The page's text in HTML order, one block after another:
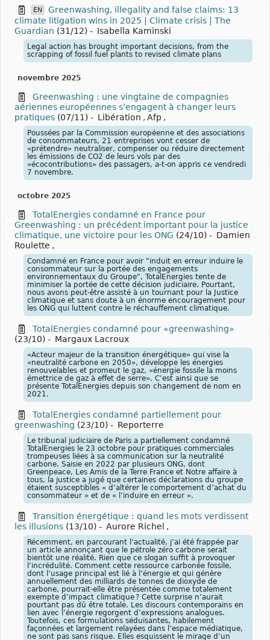
EN
Greenwashing, illegality and false claims: 13
climate litigation wins in 2025 | Climate crisis | The
Guardian (31/12) - Isabella Kaminski
Legal action has brought important decisions, from the
scrapping of fossil fuel plants to revised climate plans
novembre 2025
Greenwashing : une vingtaine de compagnies
aériennes européennes s’engagent à changer leurs
pratiques (07/11) - Libération , Afp ,
Poussées par la Commission européenne et des associations
de consommateurs, 21 entreprises vont cesser de
«prétendre» neutraliser, compenser ou réduire directement
les émissions de CO2 de leurs vols par des
«écocontributions» des passagers, a-t-on appris ce vendredi
7 novembre.
octobre 2025
TotalEnergies condamné en France pour
Greenwashing : un précédent important pour la justice
climatique, une victoire pour les ONG (24/10) - Damien
Roulette ,
Condamné en France pour avoir "induit en erreur induire le
consommateur sur la portée des engagements
environnementaux du Groupe", TotalEnergies tente de
minimiser la portée de cette décision judiciaire. Pourtant,
nous avons peut-être assisté à un tournant pour la Justice
climatique et sans doute à un énorme encouragement pour
les ONG qui luttent contre le réchauffement climatique.
TotalEnergies condamné pour «greenwashing»
(23/10) - Margaux Lacroux
«Acteur majeur de la transition énergétique» qui vise la
«neutralité carbone en 2050», développe les énergies
renouvelables et promeut le gaz, «énergie fossile la moins
émettrice de gaz à effet de serre». C’est ainsi que se
présente TotalEnergies depuis son changement de nom en
2021.
TotalEnergies condamné partiellement pour
greenwashing (23/10) - Reporterre
Le tribunal judiciaire de Paris a partiellement condamné
TotalEnergies le 23 octobre pour pratiques commerciales
trompeuses liées à sa communication sur la neutralité
carbone. Saisie en 2022 par plusieurs ONG, dont
Greenpeace, Les Amis de la Terre France et Notre affaire à
tous, la justice a jugé que certaines déclarations du groupe
étaient susceptibles « d’altérer le comportement d’achat du
consommateur » et de « l’induire en erreur ».
Transition énergétique : quand les mots verdissent
les illusions (13/10) - Aurore Richel ,
Récemment, en parcourant l’actualité, j’ai été frappée par
un article annonçant que le pétrole zéro carbone serait
bientôt une réalité. Rien que ce slogan suffit à provoquer
l’incrédulité. Comment cette ressource carbonée fossile,
dont l’usage principal est lié à l’énergie et qui génère
annuellement des milliards de tonnes de dioxyde de
carbone, pourrait-elle être présentée comme totalement
exempte d’impact climatique ? Cette surprise n’aurait
pourtant pas dû être totale. Les discours contemporains en
lien avec l’énergie regorgent d’expressions analogues.
Toutefois, ces formulations séduisantes, habilement
façonnées et largement relayées dans l’espace médiatique,
ne sont pas sans risque. Elles esquissent le mirage d’un